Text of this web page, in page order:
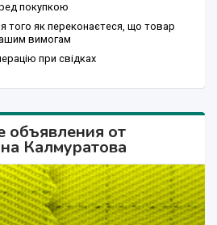
покупкою
того як переконаєтеся, що товар
вимогам
при свідках
объявления от
Калмуратова